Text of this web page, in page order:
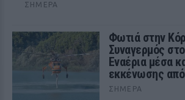
ΣΉΜΕΡΑ
Φωτιά στην
Συναγερμός
Εναέρια μέσα
εκκένωσης
ΣΉΜΕΡΑ